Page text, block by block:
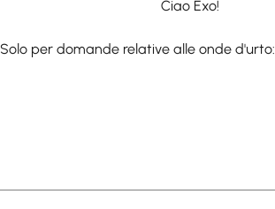
Ciao Exo!
Solo per domande relative alle onde d'urto: